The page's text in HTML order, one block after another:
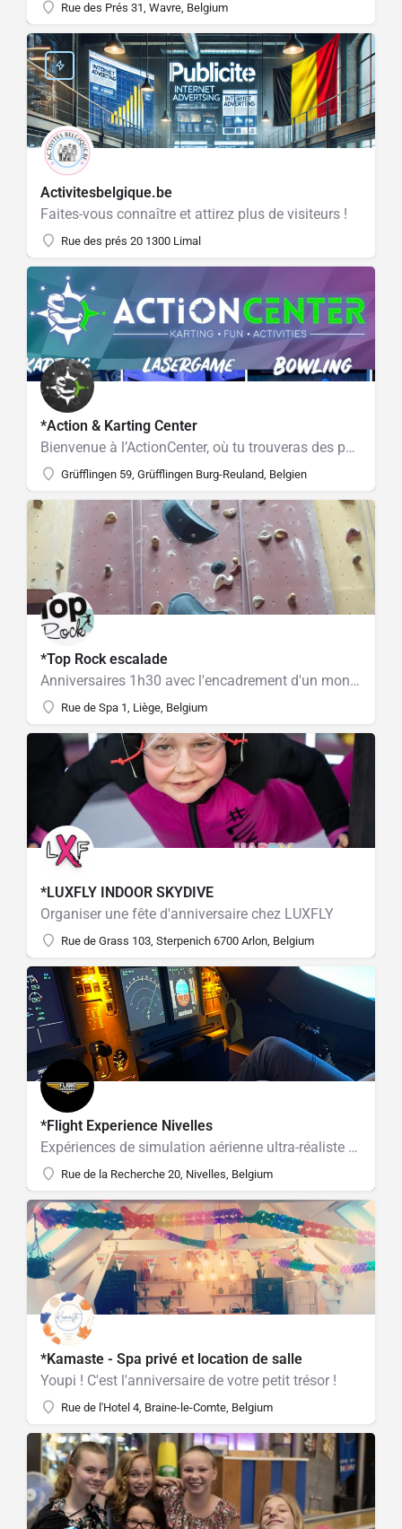
Rue des Prés 31, Wavre, Belgium
Activitesbelgique.be
Faites-vous connaître et attirez plus de visiteurs !
Rue des prés 20 1300 Limal
*Action & Karting Center
Bienvenue à l’ActionCenter, où tu trouveras des possibilités infinies pour t’amuser et te divertir ! Nous…
Grüfflingen 59, Grüfflingen Burg-Reuland, Belgien
*Top Rock escalade
Anniversaires 1h30 avec l'encadrement d'un moniteur
Rue de Spa 1, Liège, Belgium
*LUXFLY INDOOR SKYDIVE
Organiser une fête d'anniversaire chez LUXFLY
Rue de Grass 103, Sterpenich 6700 Arlon, Belgium
*Flight Experience Nivelles
Expériences de simulation aérienne ultra-réaliste pour tous! Grand-public, activités enfants, entraînement pilotes, team-buildings, stage peur de l’avion. Simulateur de vol Airbus A320 et bientôt d’avions de chasse!
Rue de la Recherche 20, Nivelles, Belgium
*Kamaste - Spa privé et location de salle
Youpi ! C'est l'anniversaire de votre petit trésor !
Rue de l'Hotel 4, Braine-le-Comte, Belgium